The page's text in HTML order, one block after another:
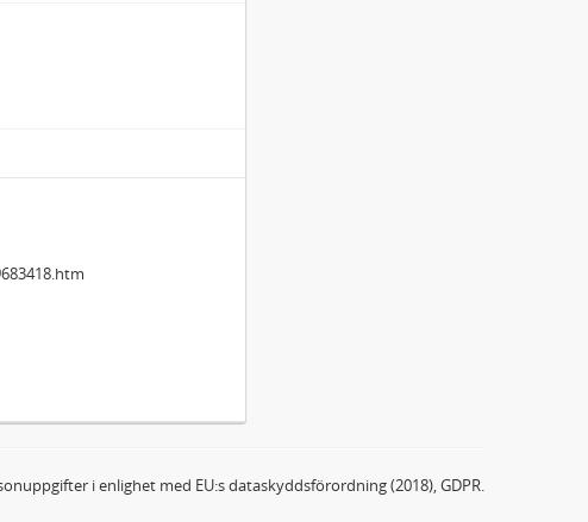
i enlighet med EU:s dataskyddsförordning (2018), GDPR.